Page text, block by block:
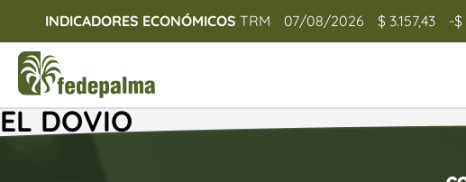
INDICADORES ECONÓMICOS TRM 07/08/2026 $ 3.157,43 -$
EL DOVIO